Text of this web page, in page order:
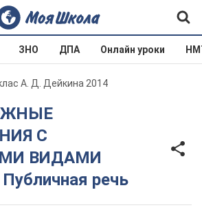
ЗНО ДПА Онлайн уроки
А. Д. Дейкина 2014
С
ВИДАМИ
речь